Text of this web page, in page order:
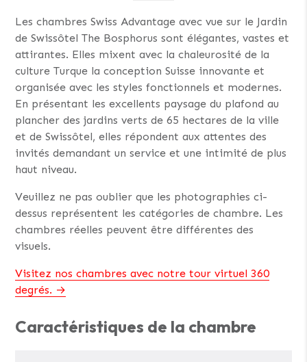
Les chambres Swiss Advantage avec vue sur le Jardin
de Swissôtel The Bosphorus sont élégantes, vastes et
attirantes. Elles mixent avec la chaleurosité de la
culture Turque la conception Suisse innovante et
organisée avec les styles fonctionnels et modernes.
En présentant les excellents paysage du plafond au
plancher des jardins verts de 65 hectares de la ville
et de Swissôtel, elles répondent aux attentes des
invités demandant un service et une intimité de plus
haut niveau.
Veuillez ne pas oublier que les photographies ci-
dessus représentent les catégories de chambre. Les
chambres réelles peuvent être différentes des
visuels.
Visitez nos chambres avec notre tour virtuel 360
degrés.
Caractéristiques de la chambre